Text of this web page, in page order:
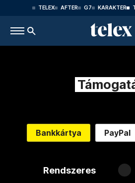
TELEX AFTER G7 KARAKTER
Bankkártya PayPal
Rendszeres